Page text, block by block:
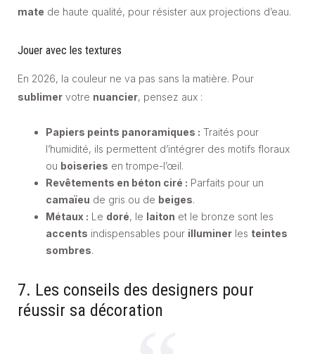
mate de haute qualité, pour résister aux projections d’eau.
Jouer avec les textures
En 2026, la couleur ne va pas sans la matière. Pour
sublimer votre nuancier, pensez aux :
Papiers peints panoramiques : Traités pour
l’humidité, ils permettent d’intégrer des motifs floraux
ou boiseries en trompe-l’œil.
Revêtements en béton ciré : Parfaits pour un
camaïeu de gris ou de beiges.
Métaux : Le doré, le laiton et le bronze sont les
accents indispensables pour illuminer les teintes
sombres.
7. Les conseils des designers pour
réussir sa décoration